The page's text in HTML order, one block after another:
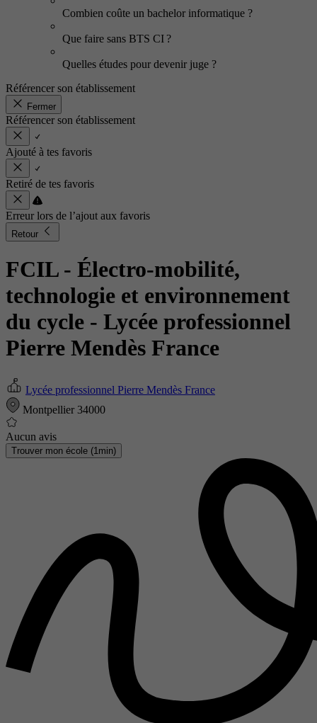
Combien coûte un bachelor informatique ?
Que faire sans BTS CI ?
Quelles études pour devenir juge ?
Référencer son établissement
Fermer
Référencer son établissement
Ajouté à tes favoris
Retiré de tes favoris
Erreur lors de l’ajout aux favoris
Retour
FCIL - Électro-mobilité,
technologie et environnement
du cycle - Lycée professionnel
Pierre Mendès France
Lycée professionnel Pierre Mendès France
Montpellier 34000
Aucun avis
Trouver mon école (1min)